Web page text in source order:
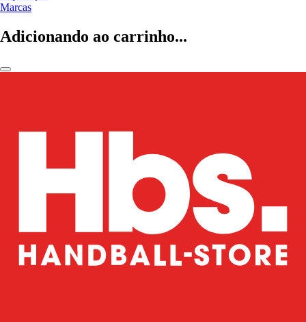
Marcas
Adicionando ao carrinho...